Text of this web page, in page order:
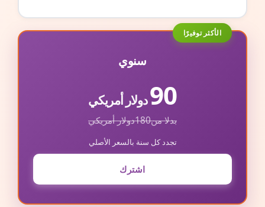
الأكثر توفيرًا
سنوي
90دولار أمريكي
بدلا من180دولار أمريكي
تجدد كل سنة بالسعر الأصلي
اشترك